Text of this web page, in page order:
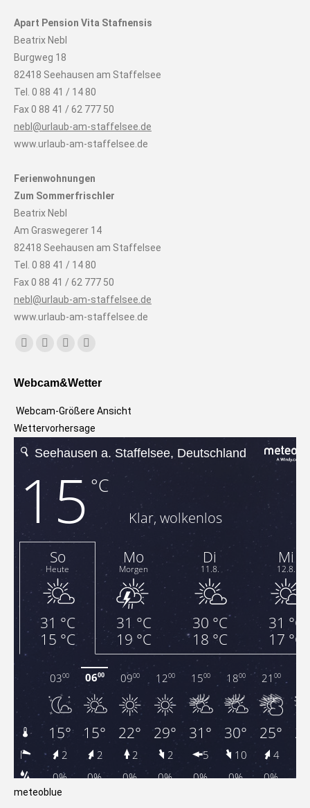
Apart Pension Vita Stafnensis
Beatrix Nebl
Burgweg 18
82418 Seehausen am Staffelsee
Tel. 0 88 41 / 14 80
Fax 0 88 41 / 62 777 50
nebl@urlaub-am-staffelsee.de
www.urlaub-am-staffelsee.de
Ferienwohnungen
Zum Sommerfrischler
Beatrix Nebl
Am Graswegerer 14
82418 Seehausen am Staffelsee
Tel. 0 88 41 / 14 80
Fax 0 88 41 / 62 777 50
nebl@urlaub-am-staffelsee.de
www.urlaub-am-staffelsee.de
Finden Sie uns auf:
opens
in
new
window
opens
new
window
page
opens
new
window
opens
window
Webcam&Wetter
Webcam-Größere Ansicht
Wettervorhersage
meteoblue